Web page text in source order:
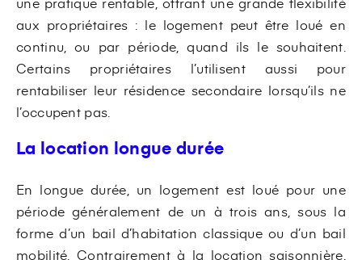
aux propriétaires : le logement peut être loué en
continu, ou par période, quand ils le souhaitent.
Certains propriétaires l’utilisent aussi pour
rentabiliser leur résidence secondaire lorsqu’ils ne
l’occupent pas.
La location longue durée
En longue durée, un logement est loué pour une
période généralement de un à trois ans, sous la
forme d’un bail d’habitation classique ou d’un bail
mobilité. Contrairement à la location saisonnière,